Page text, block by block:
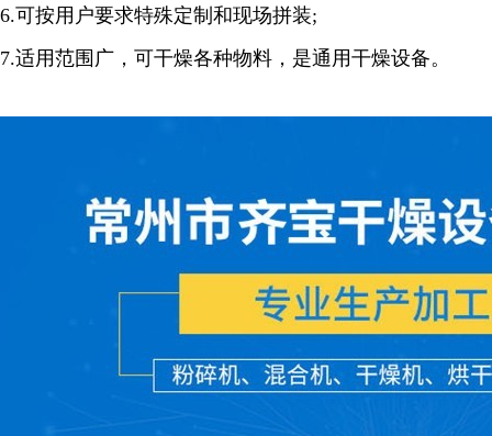
6.可按用户要求特殊定制和现场拼装;
7.适用范围广，可干燥各种物料，是通用干燥设备。